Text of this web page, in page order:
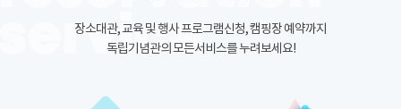
장소대관, 교육 및 행사 프로그램신청, 캠핑장 예약까지
독립기념관의 모든서비스를 누려보세요!